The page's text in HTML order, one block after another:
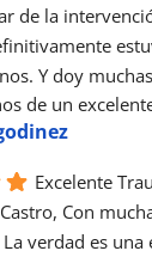
de la
Y doy
de un
Excelente
Con
verdad es una